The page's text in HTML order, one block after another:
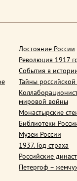
Достояние России
Революция 1917
События в
Тайны
мировой войны
Монастырские
Библиотеки
Музеи России
1937. Год страха
Российские
Петергоф –